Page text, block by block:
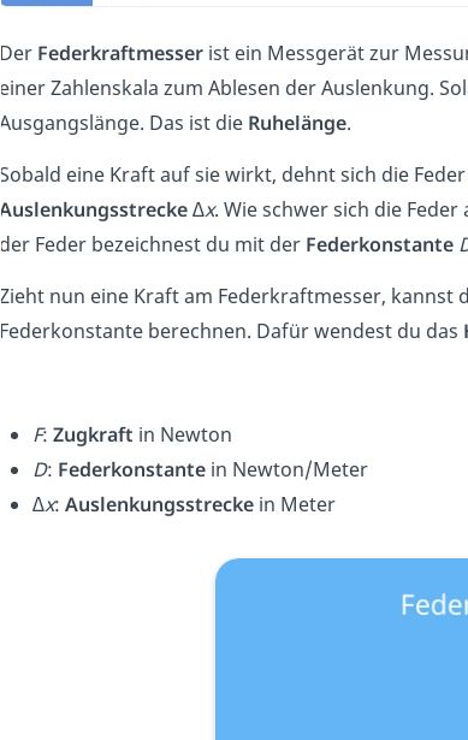
Der Federkraftmesserist ein Messgerät zur
einer Zahlenskala zum Ablesen der Auslenkung.
Ausgangslänge. Das ist die Ruhelänge.
Sobald eine Kraft auf sie wirkt, dehnt sich die
Auslenkungsstrecke ∆x. Wie schwer sich die
der Feder bezeichnest du mit der Federkonstante
Zieht nun eine Kraft am Federkraftmesser,
Federkonstante berechnen. Dafür wendest du das
F: Zugkraft in Newton
D: Federkonstantein Newton/Meter
∆x: Auslenkungsstreckein Meter